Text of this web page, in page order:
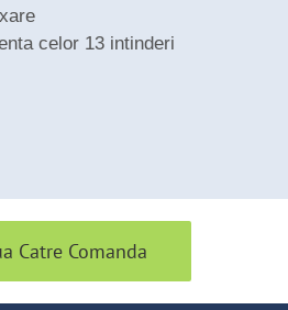
celor 13 intinderi
Catre Comanda